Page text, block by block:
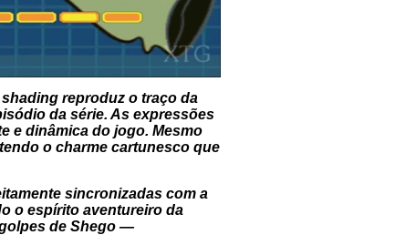
reproduz o traço da
da série. As expressões
e dinâmica do jogo. Mesmo
o charme cartunesco que
sincronizadas com a
o espírito aventureiro da
de Shego —